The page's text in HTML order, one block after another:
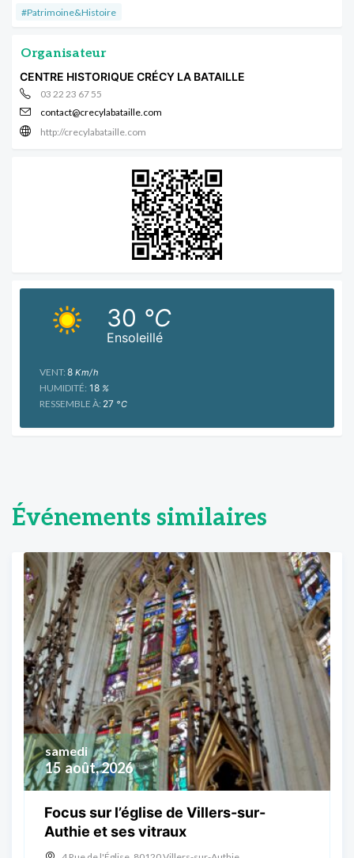
#Patrimoine&Histoire
Organisateur
CENTRE HISTORIQUE CRÉCY LA BATAILLE
03 22 23 67 55
contact@crecylabataille.com
http://crecylabataille.com
Ensoleillé
30 °C
VENT: 8 Km/h
HUMIDITÉ: 18 %
RESSEMBLE À: 27 °C
Événements similaires
15 août, 2026
samedi
Focus sur l’église de Villers-sur-
Authie et ses vitraux